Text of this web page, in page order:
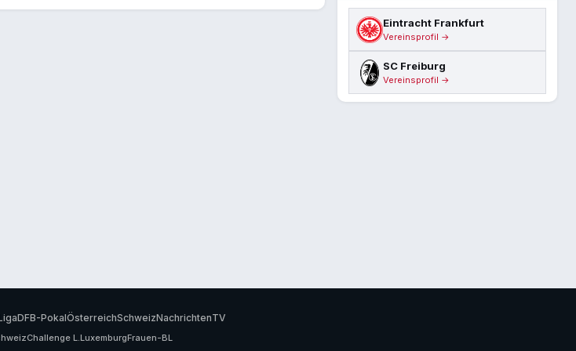
Eintracht Frankfurt
Vereinsprofil →
SC Freiburg
Vereinsprofil →
DFB-PokalÖsterreichSchweizNachrichtenTV
Challenge L.LuxemburgFrauen-BL